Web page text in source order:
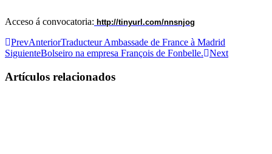
Acceso á convocatoria: http://tinyurl.com/nnsnjog
PrevAnteriorTraducteur Ambassade de France à Madrid
SiguienteBolseiro na empresa François de Fonbelle. Next
Artículos relacionados